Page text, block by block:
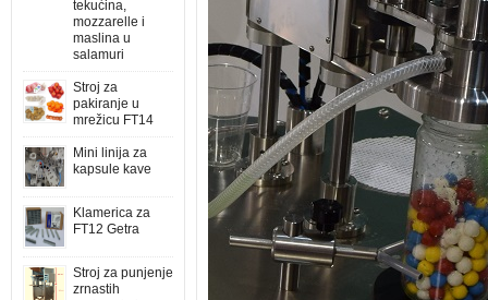
tekućina,
mozzarelle i
maslina u
salamuri
Stroj za
pakiranje u
mrežicu FT14
Mini linija za
kapsule kave
Klamerica za
FT12 Getra
Stroj za punjenje
zrnastih